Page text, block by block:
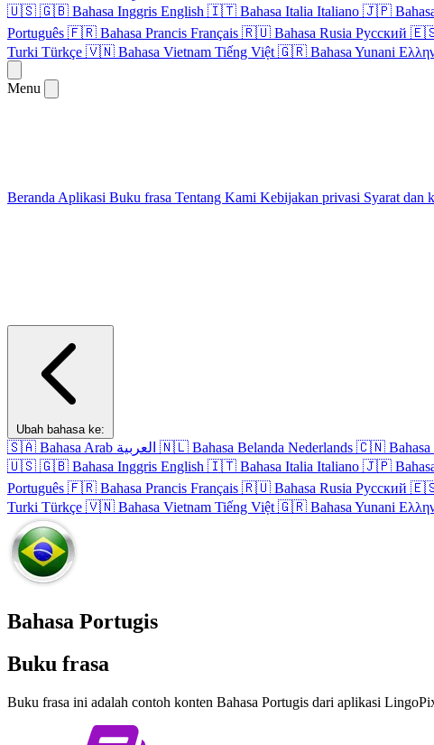
🇺🇸 🇬🇧 Bahasa Inggris English 🇮🇹 Bahasa Italia Italiano 🇯🇵
Português 🇫🇷 Bahasa Prancis Français 🇷🇺 Bahasa Rusia Русский
Turki Türkçe 🇻🇳 Bahasa Vietnam Tiếng Việt 🇬🇷 Bahasa Yunani
Menu
Beranda Aplikasi Buku frasa Tentang Kami Kebijakan privasi Syarat dan
Ubah bahasa ke:
🇸🇦 Bahasa Arab العربية 🇳🇱 Bahasa Belanda Nederlands 🇨🇳 Bahasa
🇺🇸 🇬🇧 Bahasa Inggris English 🇮🇹 Bahasa Italia Italiano 🇯🇵
Português 🇫🇷 Bahasa Prancis Français 🇷🇺 Bahasa Rusia Русский
Turki Türkçe 🇻🇳 Bahasa Vietnam Tiếng Việt 🇬🇷 Bahasa Yunani
Bahasa Portugis
Buku frasa
Buku frasa ini adalah contoh konten Bahasa Portugis dari aplikasi